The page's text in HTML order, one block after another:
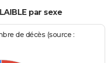
par sexe
de décès (source :